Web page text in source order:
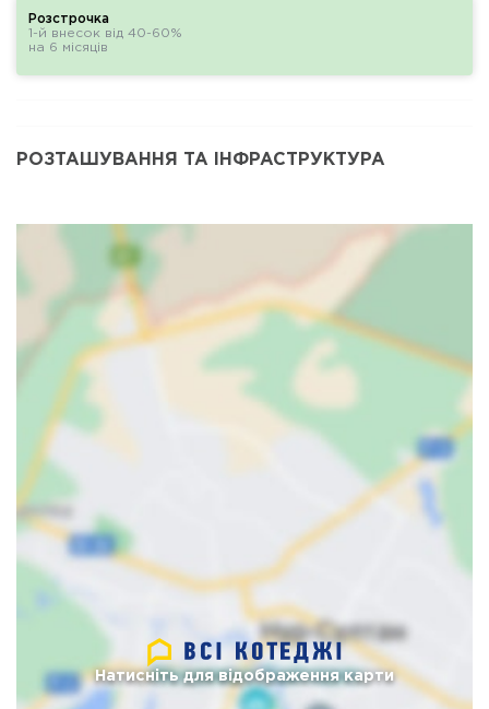
Розстрочка
1-й внесок від 40-60%
на 6 місяців
РОЗТАШУВАННЯ ТА ІНФРАСТРУКТУРА
Натисніть для відображення карти